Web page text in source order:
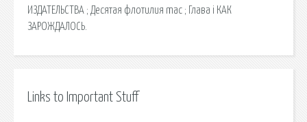
ИЗДАТЕЛЬСТВА ; Десятая флотилия mac ; Глава i КАК
ЗАРОЖДАЛОСЬ.
Links to Important Stuff